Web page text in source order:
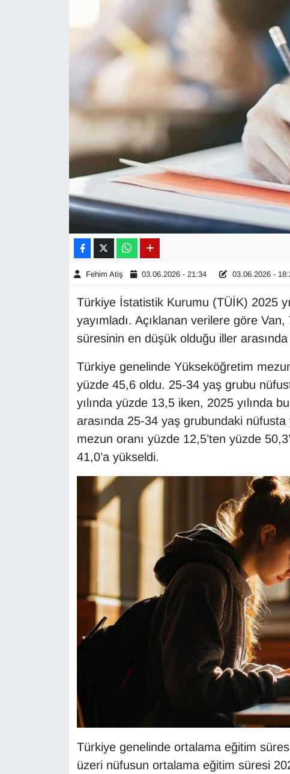
Fehim Atiş 03.06.2026 - 21:34 03.06.2026 -
Türkiye İstatistik Kurumu (TÜİK) 2025
yayımladı. Açıklanan verilere göre
süresinin en düşük olduğu iller
Türkiye genelinde Yükseköğretim
yüzde 45,6 oldu. 25-34 yaş grubu
yılında yüzde 13,5 iken, 2025 yılında
arasında 25-34 yaş grubundaki
mezun oranı yüzde 12,5’ten yüzde
41,0’a yükseldi.
Türkiye genelinde ortalama eğitim
üzeri nüfusun ortalama eğitim süresi
EKONOMİ
Eleman
En çok konuşulanlar
GENEL
HABERDE İNSAN
Kamu Alımları
Kültür & Sanat
ONE EKONOMİ
Resmi İlanlar
RÖPORTAJ